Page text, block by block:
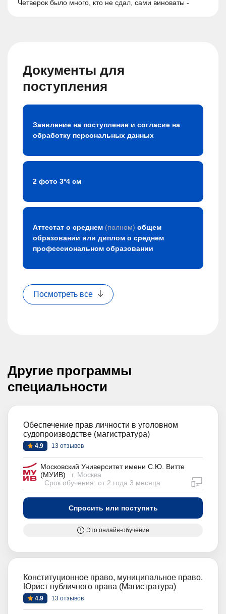
Четверок было много, кто не сдал, сами виноваты -
Документы для
поступления
Заявление на поступление и согласие на
обработку персональных данных
2 фото 3*4 см
Аттестат о среднем (полном) общем
образовании или диплом о среднем
профессиональном образовании
Посмотреть все
Другие программы
специальности
Обеспечение прав личности в уголовном
судопроизводстве (магистратура)
4.9 13 отзывов
Московский Университет имени С.Ю. Витте
(МУИВ)
г. Москва
Срок обучения: от 2 года 3 месяца
Спросить или поступить
Это онлайн-обучение
Конституционное право, муниципальное право.
Юрист публичного права (Магистратура)
4.9 13 отзывов